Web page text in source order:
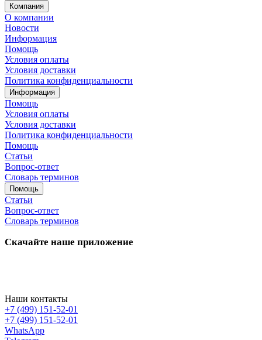
Компания
О компании
Новости
Информация
Помощь
Условия оплаты
Условия доставки
Политика конфиденциальности
Информация
Помощь
Условия оплаты
Условия доставки
Политика конфиденциальности
Помощь
Статьи
Вопрос-ответ
Словарь терминов
Помощь
Статьи
Вопрос-ответ
Словарь терминов
Скачайте наше приложение
Наши контакты
+7 (499) 151-52-01
+7 (499) 151-52-01
WhatsApp